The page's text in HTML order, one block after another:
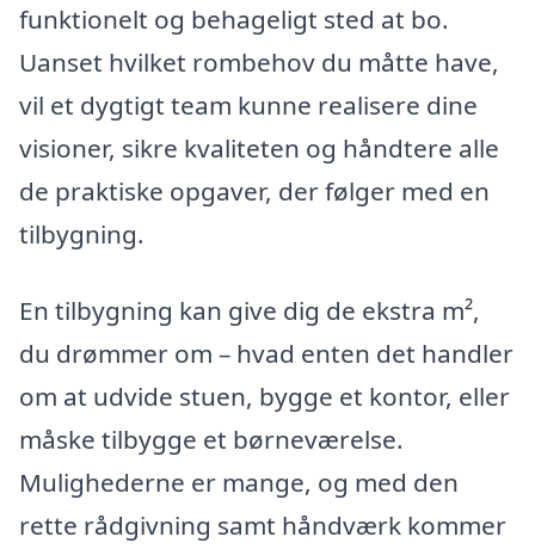
funktionelt og behageligt sted at bo.
Uanset hvilket rombehov du måtte have,
vil et dygtigt team kunne realisere dine
visioner, sikre kvaliteten og håndtere alle
de praktiske opgaver, der følger med en
tilbygning.
En tilbygning kan give dig de ekstra m²,
du drømmer om – hvad enten det handler
om at udvide stuen, bygge et kontor, eller
måske tilbygge et børneværelse.
Mulighederne er mange, og med den
rette rådgivning samt håndværk kommer